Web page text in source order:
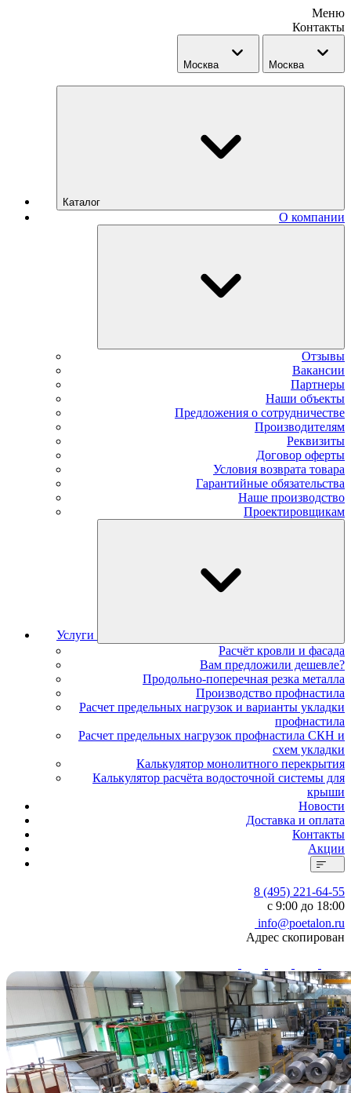
Меню
Контакты
Москва Москва
Каталог
О компании
Отзывы
Вакансии
Партнеры
Наши объекты
Предложения о сотрудничестве
Производителям
Реквизиты
Договор оферты
Условия возврата товара
Гарантийные обязательства
Наше производство
Проектировщикам
Услуги
Расчёт кровли и фасада
Вам предложили дешевле?
Продольно-поперечная резка металла
Производство профнастила
Расчет предельных нагрузок и варианты укладки
профнастила
Расчет предельных нагрузок профнастила СКН и
схем укладки
Калькулятор монолитного перекрытия
Калькулятор расчёта водосточной системы для
крыши
Новости
Доставка и оплата
Контакты
Акции
8 (495) 221-64-55
с 9:00 до 18:00
info@poetalon.ru
Адрес скопирован